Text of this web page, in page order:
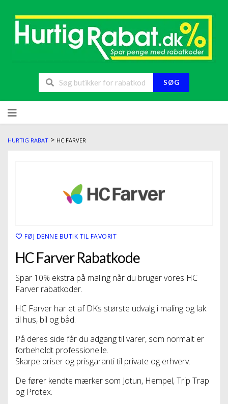
SØG
HURTIG RABAT > HC FARVER
FØJ DENNE BUTIK TIL FAVORIT
HC Farver Rabatkode
Spar 10% ekstra på maling når du bruger vores HC
Farver rabatkoder.
HC Farver har et af DKs største udvalg i maling og lak
til hus, bil og båd.
På deres side får du adgang til varer, som normalt er
forbeholdt professionelle.
Skarpe priser og prisgaranti til private og erhverv.
De fører kendte mærker som Jotun, Hempel, Trip Trap
og Protex.